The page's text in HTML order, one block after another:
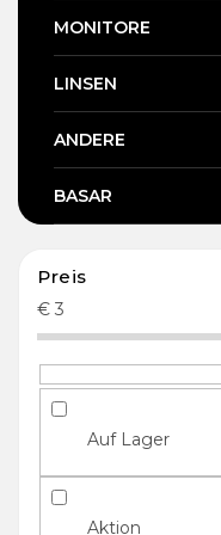
Preis
€ 3
Auf Lager
Aktion
MONITORE
LINSEN
ANDERE
BASAR